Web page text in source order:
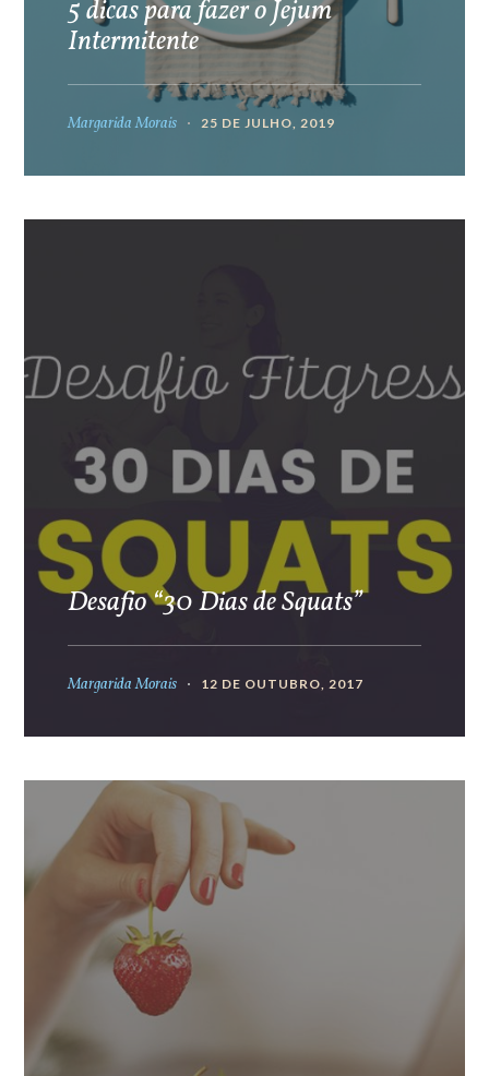
5 dicas para fazer o Jejum
Intermitente
Margarida Morais 25 DE JULHO, 2019
Desafio “30 Dias de Squats”
Margarida Morais 12 DE OUTUBRO, 2017